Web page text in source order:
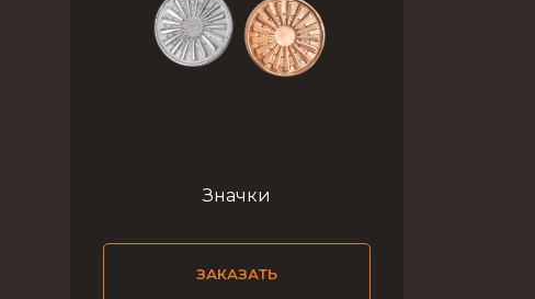
Значки
ЗАКАЗАТЬ